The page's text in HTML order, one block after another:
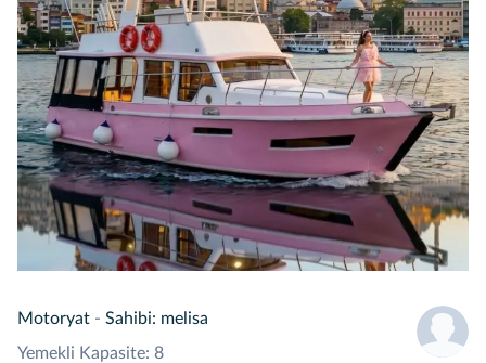
Motoryat - Sahibi: melisa
Yemekli Kapasite: 8